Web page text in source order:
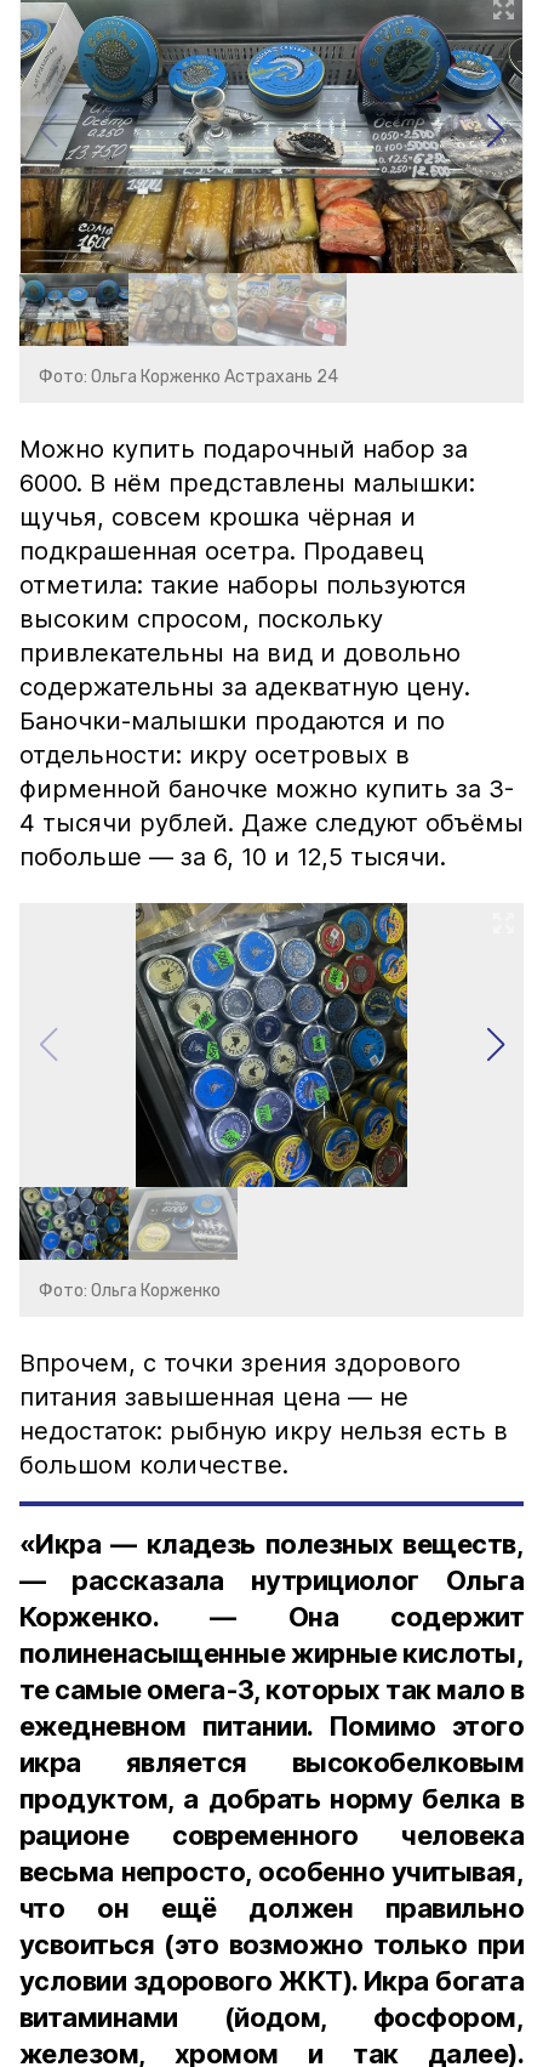
Фото: Ольга Корженко Астрахань 24
Можно купить подарочный набор за
6000. В нём представлены малышки:
щучья, совсем крошка чёрная и
подкрашенная осетра. Продавец
отметила: такие наборы пользуются
высоким спросом, поскольку
привлекательны на вид и довольно
содержательны за адекватную цену.
Баночки-малышки продаются и по
отдельности: икру осетровых в
фирменной баночке можно купить за 3-
4 тысячи рублей. Даже следуют объёмы
побольше — за 6, 10 и 12,5 тысячи.
Фото: Ольга Корженко
Впрочем, с точки зрения здорового
питания завышенная цена — не
недостаток: рыбную икру нельзя есть в
большом количестве.
«Икра — кладезь полезных веществ,
— рассказала нутрициолог Ольга
Корженко. — Она содержит
полиненасыщенные жирные кислоты,
те самые омега-3, которых так мало в
ежедневном питании. Помимо этого
икра является высокобелковым
продуктом, а добрать норму белка в
рационе современного человека
весьма непросто, особенно учитывая,
что он ещё должен правильно
усвоиться (это возможно только при
условии здорового ЖКТ). Икра богата
витаминами (йодом, фосфором,
железом, хромом и так далее).